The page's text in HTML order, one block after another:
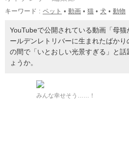
キーワード : ペット • 動画 • 猫 • 犬 • 動物
YouTubeで公開されている動画「母
ールデンレトリバーに生まれたばか
の間で「いとおしい光景すぎる」と
ょうか。
みんな幸せそう……！